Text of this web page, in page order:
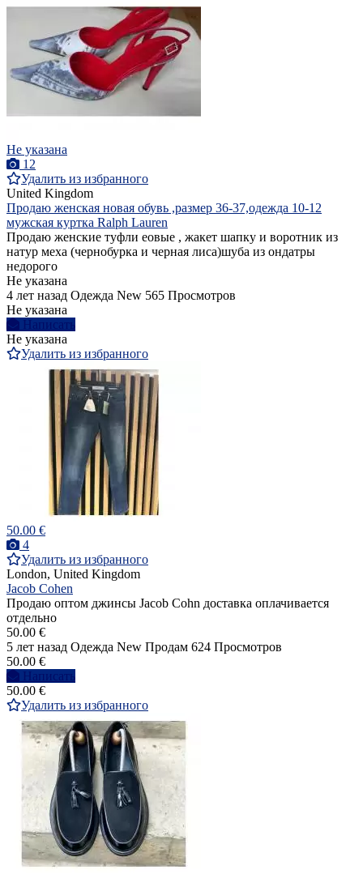
Не указана
12
Удалить из избранного
United Kingdom
Продаю женская новая обувь ,размер 36-37,одежда 10-12
мужская куртка Ralph Lauren
Продаю женские туфли еовые , жакет шапку и воротник из
натур меха (чернобурка и черная лиса)шуба из ондатры
недорого
Не указана
4 лет назад Одежда New 565 Просмотров
Не указана
Написать
Не указана
Удалить из избранного
50.00 €
4
Удалить из избранного
London, United Kingdom
Jacob Cohen
Продаю оптом джинсы Jacob Cohn доставка оплачивается
отдельно
50.00 €
5 лет назад Одежда New Продам 624 Просмотров
50.00 €
Написать
50.00 €
Удалить из избранного